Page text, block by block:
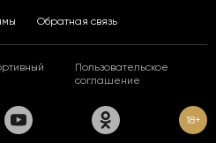
Обратная связь
Пользовательское
соглашение
18+